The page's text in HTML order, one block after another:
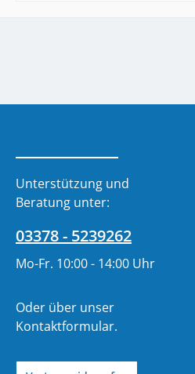
Unterstützung und
Beratung unter:
03378 - 5239262
Mo-Fr. 10:00 - 14:00 Uhr
Oder über unser
Kontaktformular.